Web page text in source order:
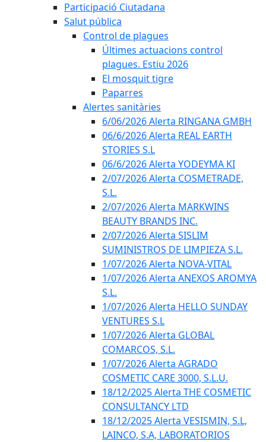
Participació Ciutadana
Salut pública
Control de plagues
Últimes actuacions control
plagues. Estiu 2026
El mosquit tigre
Paparres
Alertes sanitàries
6/06/2026 Alerta RINGANA GMBH
06/6/2026 Alerta REAL EARTH
STORIES S.L
06/6/2026 Alerta YODEYMA KI
2/07/2026 Alerta COSMETRADE,
S.L.
2/07/2026 Alerta MARKWINS
BEAUTY BRANDS INC.
2/07/2026 Alerta SISLIM
SUMINISTROS DE LIMPIEZA S.L.
1/07/2026 Alerta NOVA-VITAL
1/07/2026 Alerta ANEXOS AROMYA
S.L.
1/07/2026 Alerta HELLO SUNDAY
VENTURES S.L
1/07/2026 Alerta GLOBAL
COMARCOS, S.L.
1/07/2026 Alerta AGRADO
COSMETIC CARE 3000, S.L.U.
18/12/2025 Alerta THE COSMETIC
CONSULTANCY LTD
18/12/2025 Alerta VESISMIN, S.L,
LAINCO, S.A, LABORATORIOS